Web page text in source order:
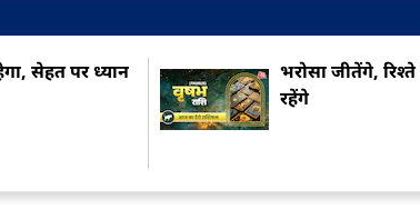
सेहत पर ध्यान
भरोसा जीतेंगे,
रहेंगे